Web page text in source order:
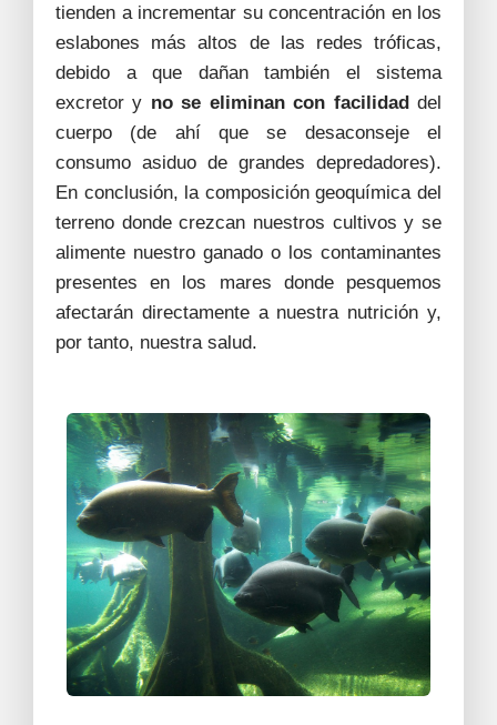
tienden a incrementar su concentración en los
eslabones más altos de las redes tróficas,
debido a que dañan también el sistema
excretor y no se eliminan con facilidaddel
cuerpo (de ahí que se desaconseje el
consumo asiduo de grandes depredadores).
En conclusión, la composición geoquímica del
terreno donde crezcan nuestros cultivos y se
alimente nuestro ganado o los contaminantes
presentes en los mares donde pesquemos
afectarán directamente a nuestra nutrición y,
por tanto, nuestra salud.